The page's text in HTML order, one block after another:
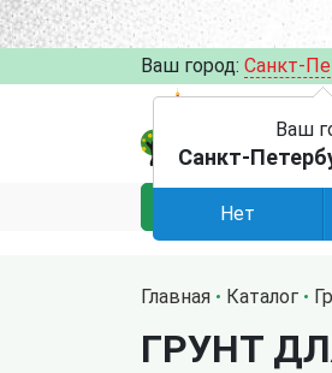
Ваш город: Санкт-
КАТАЛОГ
Главная Каталог
ГРУНТ
Ваш
Санкт-
Нет